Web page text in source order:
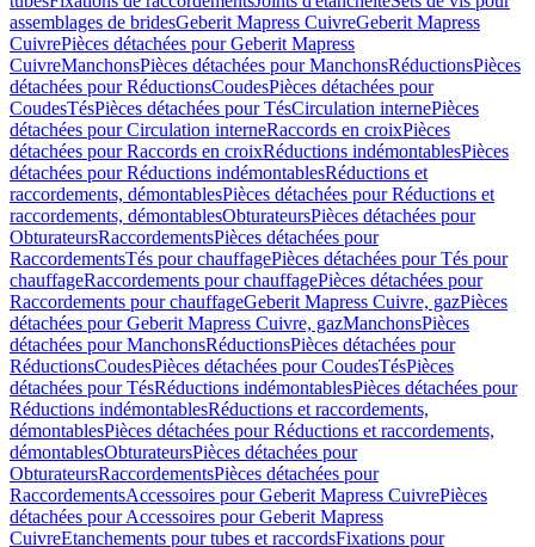
assemblages de bridesGeberit Mapress CuivreGeberit Mapress
CuivrePièces détachées pour Geberit Mapress
CuivreManchonsPièces détachées pour ManchonsRéductionsPièces
détachées pour RéductionsCoudesPièces détachées pour
CoudesTésPièces détachées pour TésCirculation internePièces
détachées pour Circulation interneRaccords en croixPièces
détachées pour Raccords en croixRéductions indémontablesPièces
détachées pour Réductions indémontablesRéductions et
raccordements, démontablesPièces détachées pour Réductions et
raccordements, démontablesObturateursPièces détachées pour
ObturateursRaccordementsPièces détachées pour
RaccordementsTés pour chauffagePièces détachées pour Tés pour
chauffageRaccordements pour chauffagePièces détachées pour
Raccordements pour chauffageGeberit Mapress Cuivre, gazPièces
détachées pour Geberit Mapress Cuivre, gazManchonsPièces
détachées pour ManchonsRéductionsPièces détachées pour
RéductionsCoudesPièces détachées pour CoudesTésPièces
détachées pour TésRéductions indémontablesPièces détachées pour
Réductions indémontablesRéductions et raccordements,
démontablesPièces détachées pour Réductions et raccordements,
démontablesObturateursPièces détachées pour
ObturateursRaccordementsPièces détachées pour
RaccordementsAccessoires pour Geberit Mapress CuivrePièces
détachées pour Accessoires pour Geberit Mapress
CuivreEtanchements pour tubes et raccordsFixations pour